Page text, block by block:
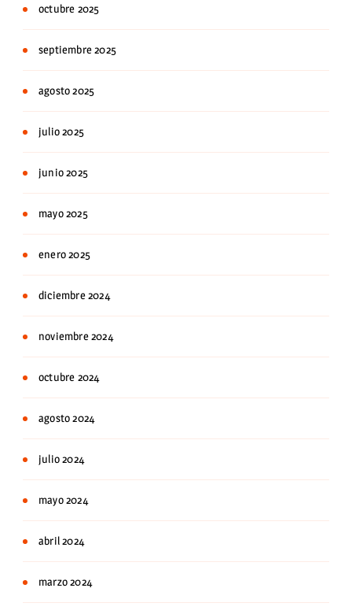
octubre 2025
septiembre 2025
agosto 2025
julio 2025
junio 2025
mayo 2025
enero 2025
diciembre 2024
noviembre 2024
octubre 2024
agosto 2024
julio 2024
mayo 2024
abril 2024
marzo 2024